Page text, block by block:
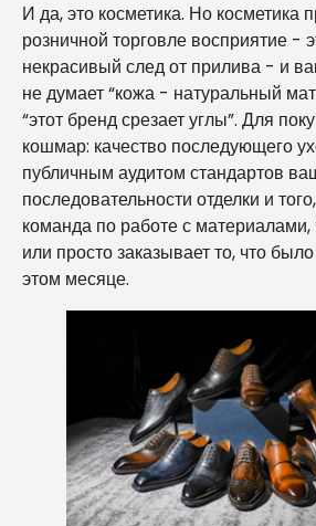
И да, это косметика. Но косметика
розничной торговле восприятие -
некрасивый след от прилива - и
не думает “кожа - натуральный
“этот бренд срезает углы”. Для
кошмар: качество последующего
публичным аудитом стандартов
последовательности отделки и
команда по работе с материалами,
или просто заказывает то, что
этом месяце.